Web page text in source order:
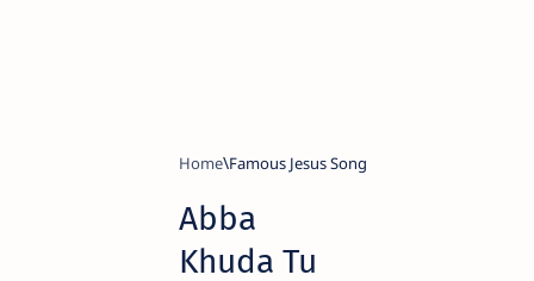
Home Famous Jesus Song
Abba
Khuda Tu